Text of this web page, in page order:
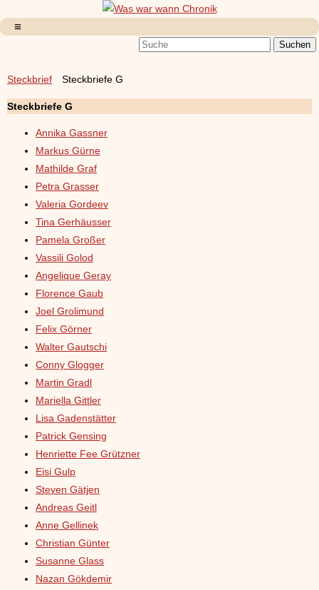
Steckbrief Steckbriefe G
Steckbriefe G
Annika Gassner
Markus Gürne
Mathilde Graf
Petra Grasser
Valeria Gordeev
Tina Gerhäusser
Pamela Großer
Vassili Golod
Angelique Geray
Florence Gaub
Joel Grolimund
Felix Görner
Walter Gautschi
Conny Glogger
Martin Gradl
Mariella Gittler
Lisa Gadenstätter
Patrick Gensing
Henriette Fee Grützner
Eisi Gulp
Steven Gätjen
Andreas Geitl
Anne Gellinek
Christian Günter
Susanne Glass
Nazan Gökdemir